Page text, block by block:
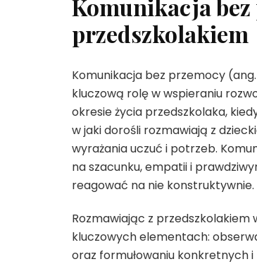
Komunikacja
przedszkolakiem
Komunikacja bez przemocy
kluczową rolę w wspieraniu
okresie życia przedszkolaka,
w jaki dorośli rozmawiają z
wyrażania uczuć i potrzeb.
na szacunku, empatii i
reagować na nie konstruktywnie.
Rozmawiając z
kluczowych elementach:
oraz formułowaniu konkretnych